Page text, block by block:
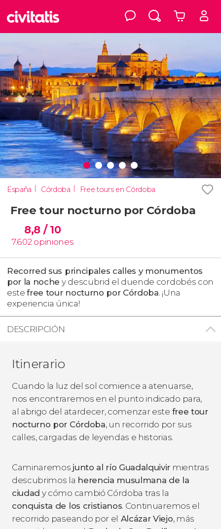
España Córdoba Free tours en Córdoba
Free tour nocturno por Córdoba
8,8 / 10
7.602 opiniones
Recorred sus principales calles y monumentos
por la noche y descubrid el duende cordobés con
estefree tour nocturno por Córdoba. ¡Una
experiencia única!
DESCRIPCIÓN
Itinerario
Cuando la luz del sol comience a atenuarse,
nos encontraremos en el punto indicado para,
al abrigo del atardecer, comenzar este free tour
nocturno por Córdoba, un recorrido por sus
calles, cargadas de leyendas e historias.
Caminaremos junto al río Guadalquivir mientras
descubrimos la herencia musulmana de la
ciudad y cómo cambió Córdoba tras la
conquista de los cristianos. Continuaremos el
recorrido paseando por el Alcázar Viejo, más